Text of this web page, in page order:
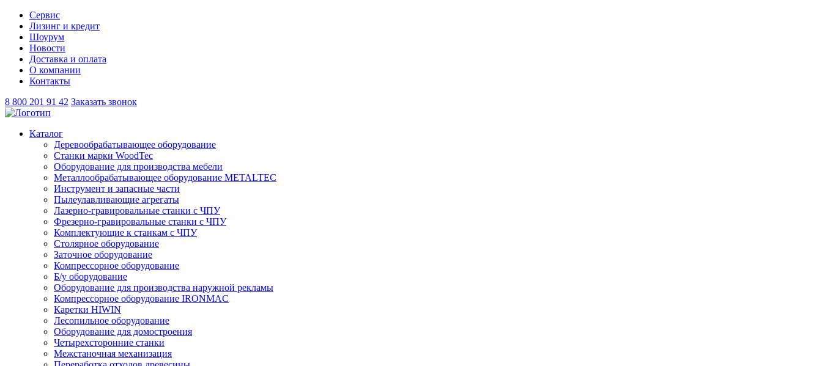
Сервис
Лизинг и кредит
Шоурум
Новости
Доставка и оплата
О компании
Контакты
8 800 201 91 42 Заказать звонок
Каталог
Деревообрабатывающее оборудование
Станки марки WoodTec
Оборудование для производства мебели
Металлообрабатывающее оборудование METALTEC
Инструмент и запасные части
Пылеулавливающие агрегаты
Лазерно-гравировальные станки с ЧПУ
Фрезерно-гравировальные станки с ЧПУ
Комплектующие к станкам с ЧПУ
Столярное оборудование
Заточное оборудование
Компрессорное оборудование
Б/у оборудование
Оборудование для производства наружной рекламы
Компрессорное оборудование IRONMAC
Каретки HIWIN
Лесопильное оборудование
Оборудование для домостроения
Четырехсторонние станки
Межстаночная механизация